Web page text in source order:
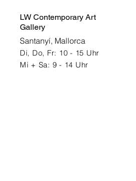
LW Contemporary Art
Gallery
Santanyí, Mallorca
Di, Do, Fr: 10 - 15 Uhr
Mi + Sa: 9 - 14 Uhr